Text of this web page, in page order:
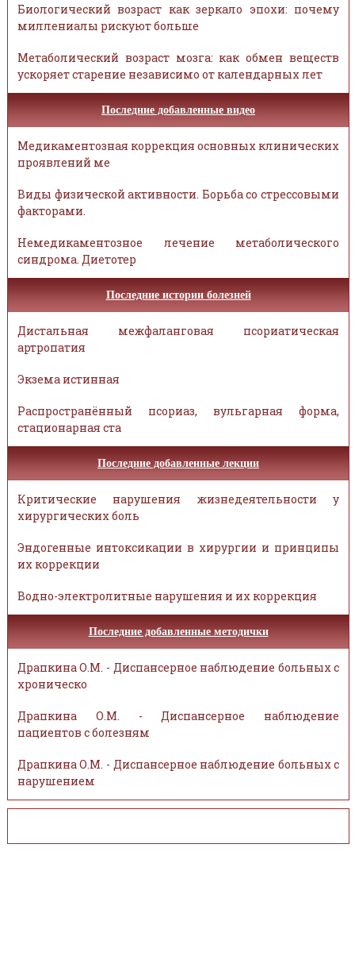
Биологический возраст как зеркало эпохи: почему
миллениалы рискуют больше
Метаболический возраст мозга: как обмен веществ
ускоряет старение независимо от календарных лет
Последние добавленные видео
Медикаментозная коррекция основных клинических
проявлений ме
Виды физической активности. Борьба со стрессовыми
факторами.
Немедикаментозное лечение метаболического
синдрома. Диетотер
Последние истории болезней
Дистальная межфаланговая псориатическая
артропатия
Экзема истинная
Распространённый псориаз, вульгарная форма,
стационарная ста
Последние добавленные лекции
Критические нарушения жизнедеятельности у
хирургических боль
Эндогенные интоксикации в хирургии и принципы
их коррекции
Водно-электролитные нарушения и их коррекция
Последние добавленные методички
Драпкина О.М. - Диспансерное наблюдение больных с
хроническо
Драпкина О.М. - Диспансерное наблюдение
пациентов с болезням
Драпкина О.М. - Диспансерное наблюдение больных с
нарушением